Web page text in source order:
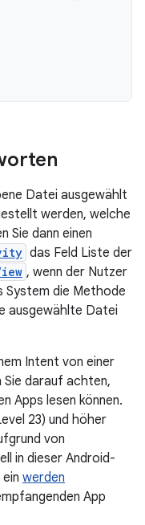
Datei ausgewählt
werden, welche
Sie dann einen
das Feld Liste der
, wenn der Nutzer
System die Methode
ausgewählte Datei
Intent von einer
Sie darauf achten,
Apps lesen können.
23) und höher
von
in dieser Android-
ein werden
App